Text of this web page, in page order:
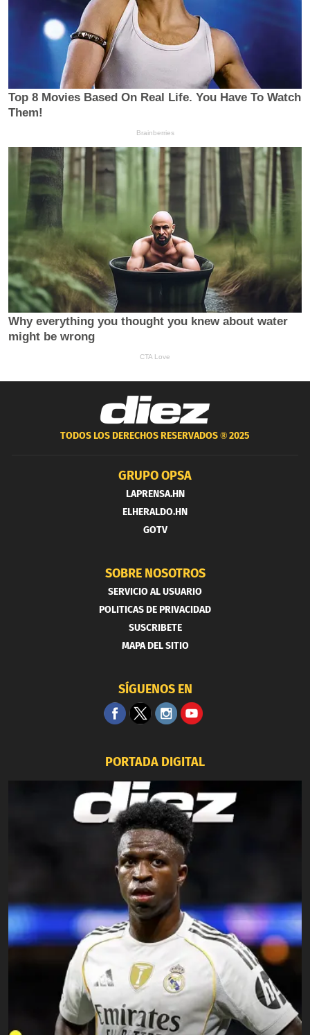
TODOS LOS DERECHOS RESERVADOS ®2025
GRUPO OPSA
LAPRENSA.HN
ELHERALDO.HN
GOTV
SOBRE NOSOTROS
SERVICIO AL USUARIO
POLITICAS DE PRIVACIDAD
SUSCRIBETE
MAPA DEL SITIO
SÍGUENOS EN
PORTADA DIGITAL